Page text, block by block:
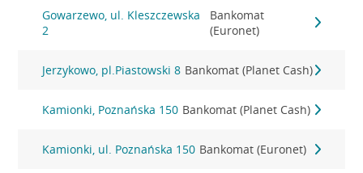
Gowarzewo, ul. Kleszczewska
2
Bankomat
(Euronet)
Jerzykowo, pl.Piastowski 8 Bankomat (Planet Cash)
Kamionki, Poznańska 150 Bankomat (Planet Cash)
Kamionki, ul. Poznańska 150 Bankomat (Euronet)